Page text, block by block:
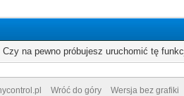
na pewno próbujesz uruchomić tę
Wróć do góry Wersja bez grafiki